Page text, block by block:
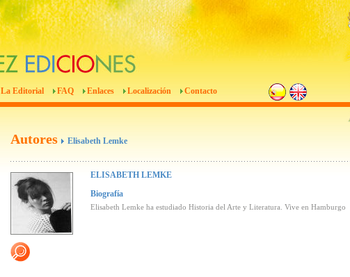
La Editorial FAQ Enlaces Localización Contacto
Autores Elisabeth Lemke
ELISABETH LEMKE
Biografía
Elisabeth Lemke ha estudiado Historia del Arte y Literatura. Vive en Hamburgo